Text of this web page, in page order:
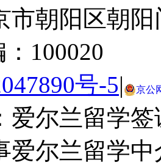
市朝阳区朝
100020
号-5| 京公
爱尔兰留学
爱尔兰留学